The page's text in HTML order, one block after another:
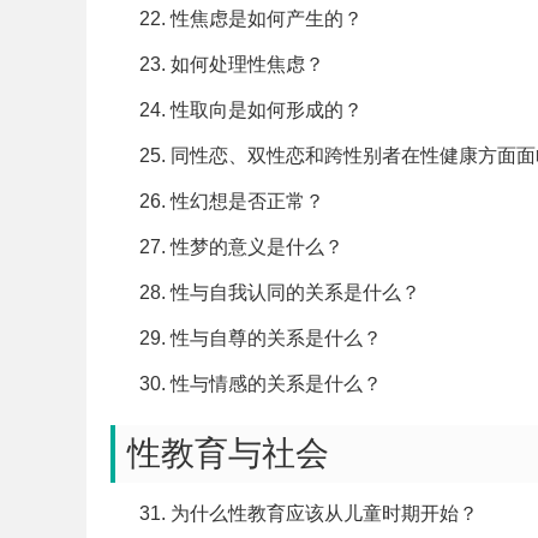
性焦虑是如何产生的？
如何处理性焦虑？
性取向是如何形成的？
同性恋、双性恋和跨性别者在性健康方面
性幻想是否正常？
性梦的意义是什么？
性与自我认同的关系是什么？
性与自尊的关系是什么？
性与情感的关系是什么？
性教育与社会
为什么性教育应该从儿童时期开始？